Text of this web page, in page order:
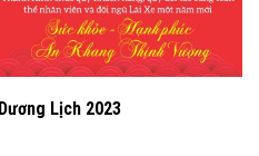
Lịch 2023